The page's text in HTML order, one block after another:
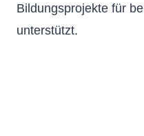
Bildungsprojekte für
unterstützt.